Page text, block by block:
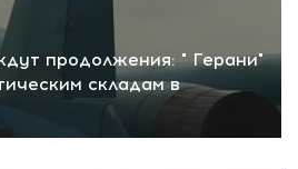
продолжения: " Герани"
складам в